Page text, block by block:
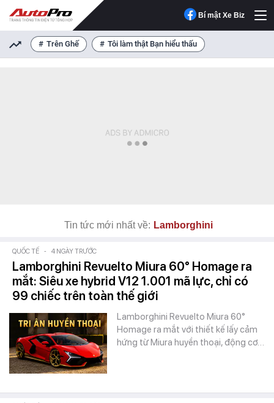
Bí mật Xe Biz
Trên Ghế Tôi làm thật Bạn hiểu thấu
Tin tức mới nhất về: Lamborghini
QUỐC TẾ - 4 NGÀY TRƯỚC
Lamborghini Revuelto Miura 60° Homage ra
mắt: Siêu xe hybrid V12 1.001 mã lực, chỉ có
99 chiếc trên toàn thế giới
Lamborghini Revuelto Miura 60°
Homage ra mắt với thiết kế lấy cảm
hứng từ Miura huyền thoại, động cơ…